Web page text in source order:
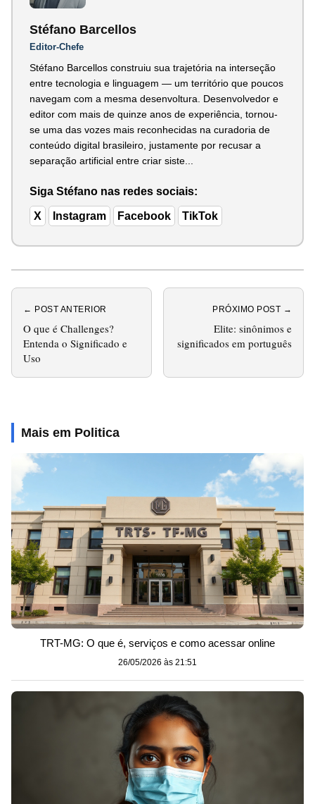
Stéfano Barcellos
Editor-Chefe
Stéfano Barcellos construiu sua trajetória na interseção
entre tecnologia e linguagem — um território que poucos
navegam com a mesma desenvoltura. Desenvolvedor e
editor com mais de quinze anos de experiência, tornou-
se uma das vozes mais reconhecidas na curadoria de
conteúdo digital brasileiro, justamente por recusar a
separação artificial entre criar siste...
Siga Stéfano nas redes sociais:
X Instagram Facebook TikTok
← POST ANTERIOR
O que é Challenges?
Entenda o Significado e
Uso
PRÓXIMO POST →
Elite: sinônimos e
significados em português
Mais em Politica
TRT-MG: O que é, serviços e como acessar online
26/05/2026 às 21:51